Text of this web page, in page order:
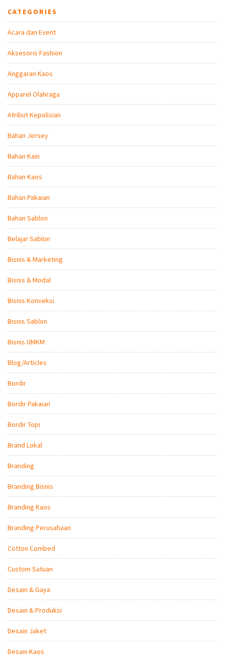
CATEGORIES
Acara dan Event
Aksesoris Fashion
Anggaran Kaos
Apparel Olahraga
Atribut Kepolisian
Bahan Jersey
Bahan Kain
Bahan Kaos
Bahan Pakaian
Bahan Sablon
Belajar Sablon
Bisnis & Marketing
Bisnis & Modal
Bisnis Konveksi
Bisnis Sablon
Bisnis UMKM
Blog/Articles
Bordir
Bordir Pakaian
Bordir Topi
Brand Lokal
Branding
Branding Bisnis
Branding Kaos
Branding Perusahaan
Cotton Combed
Custom Satuan
Desain & Gaya
Desain & Produksi
Desain Jaket
Desain Kaos